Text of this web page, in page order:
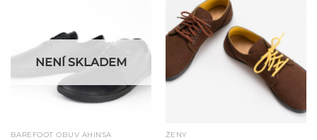
NENÍ SKLADEM
BAREFOOT OBUV AHINSA ŽENY